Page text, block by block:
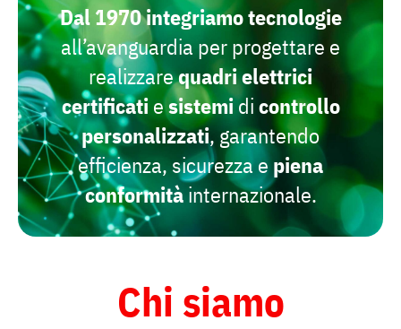
Dal 1970integriamotecnologie
all’avanguardia per progettare e
realizzarequadrielettrici
certificati esistemidicontrollo
personalizzati, garantendo
efficienza, sicurezza e piena
conformitàinternazionale.
Chi siamo